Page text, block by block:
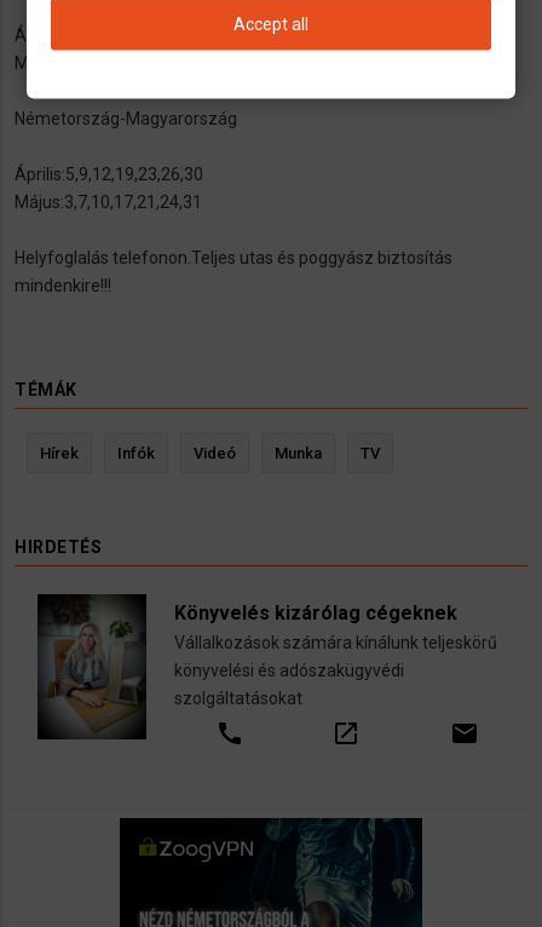
Április:4,8,11,18,22,25,29
Május:2,6,9,16,20,23,30
Németország-Magyarország
Április:5,9,12,19,23,26,30
Május:3,7,10,17,21,24,31
Helyfoglalás telefonon.Teljes utas és poggyász biztosítás
mindenkire!!!
TÉMÁK
Hírek Infók Videó Munka TV
HIRDETÉS
Könyvelés kizárólag cégeknek
Vállalkozások számára kínálunk teljeskörű
könyvelési és adószakügyvédi
szolgáltatásokat
call open_in_new email
Accept all